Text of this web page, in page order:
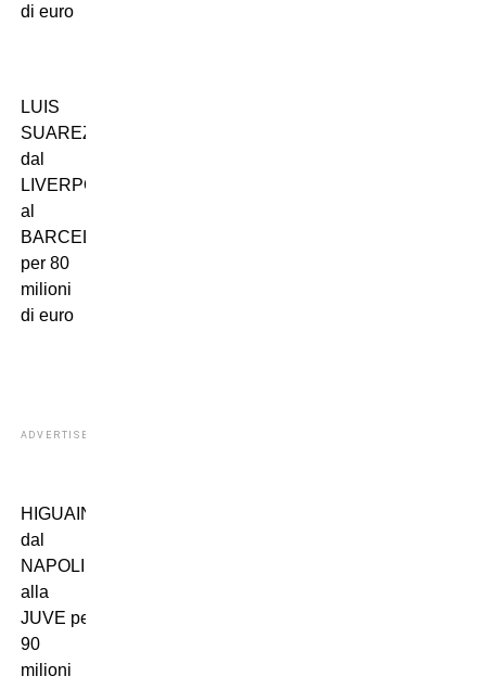
di euro
LUIS
SUAREZ
dal
LIVERPOOL
al
BARCELLONA
per 80
milioni
di euro
ADVERTISEMENT
HIGUAIN
dal
NAPOLI
alla
JUVE per
90
milioni